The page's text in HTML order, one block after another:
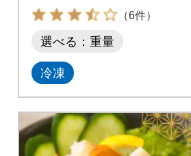
（6件）
選べる：重量
冷凍